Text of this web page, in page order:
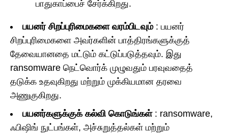
பாதுகாப்பைச் சேர்க்கிறது.
பயனர் சிறப்புரிமைகளை வரம்பிடவும்: பயனர்
சிறப்புரிமைகளை அவர்களின் பாத்திரங்களுக்குத்
தேவையானதை மட்டும் கட்டுப்படுத்தவும். இது
ransomware நெட்வொர்க் முழுவதும் பரவுவதைத்
தடுக்க உதவுகிறது மற்றும் முக்கியமான தரவை
அணுகுகிறது.
பயனர்களுக்குக் கல்வி கொடுங்கள்: ransomware,
ஃபிஷிங் நுட்பங்கள், அச்சுறுத்தல்கள் மற்றும்